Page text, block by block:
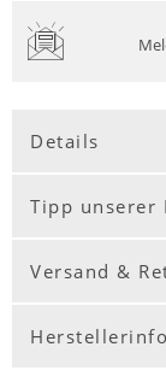
Details
Tipp unserer
Versand &